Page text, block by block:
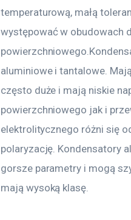
temperaturową, małą
występować w obudowach
aluminiowe i tantalowe.
często duże i mają niskie
powierzchniowego jak i
elektrolitycznego różni się
polaryzację. Kondensatory
gorsze parametry i mogą
mają wysoką klasę.